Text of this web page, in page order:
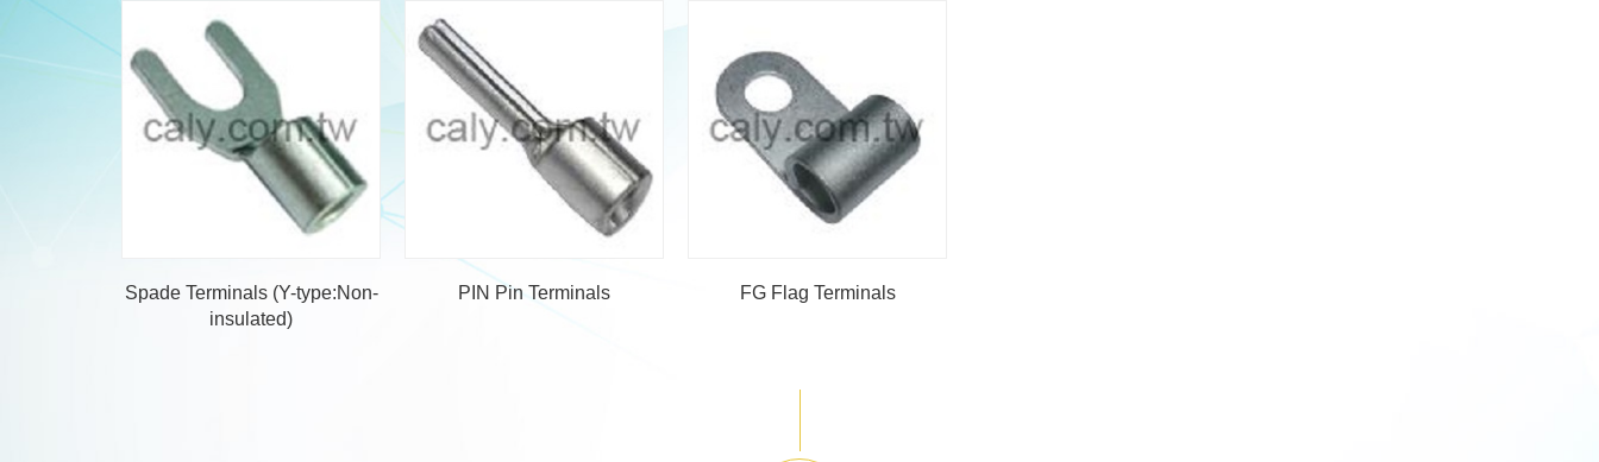
Spade Terminals (Y-type:Non-
insulated)
PIN Pin Terminals FG Flag Terminals